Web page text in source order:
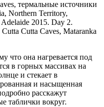
что она нагревается под
в горных массивах на
и стекает в
и насыщенная
расскажут
таблички вокруг.